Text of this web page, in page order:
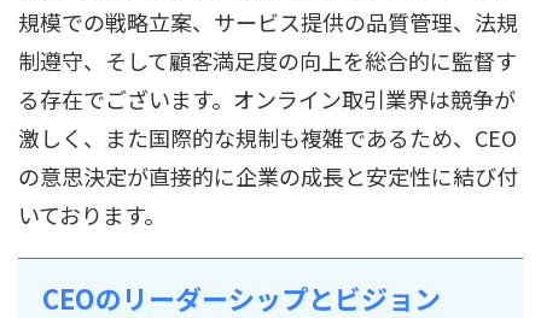
規模での戦略立案、サービス提供の品質管理、法規
制遵守、そして顧客満足度の向上を総合的に監督す
る存在でございます。オンライン取引業界は競争が
激しく、また国際的な規制も複雑であるため、CEO
の意思決定が直接的に企業の成長と安定性に結び付
いております。
CEOのリーダーシップとビジョン